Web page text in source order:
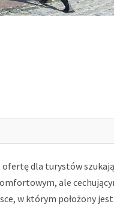
ofertę dla turystów
ale
w którym położony